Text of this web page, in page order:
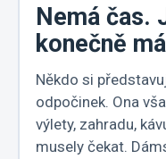
Nemá čas.
konečně
Někdo si
odpočinek. Ona
výlety, zahradu,
musely čekat.